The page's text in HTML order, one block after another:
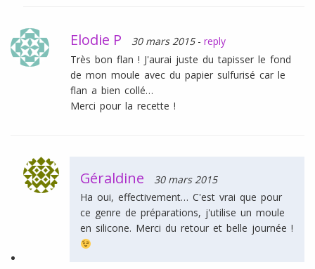
Elodie P 30 mars 2015 - reply
Très bon flan ! J'aurai juste du tapisser le fond
de mon moule avec du papier sulfurisé car le
flan a bien collé…
Merci pour la recette !
Géraldine
30 mars 2015
Ha oui, effectivement… C'est vrai que pour
ce genre de préparations, j'utilise un moule
en silicone. Merci du retour et belle journée !